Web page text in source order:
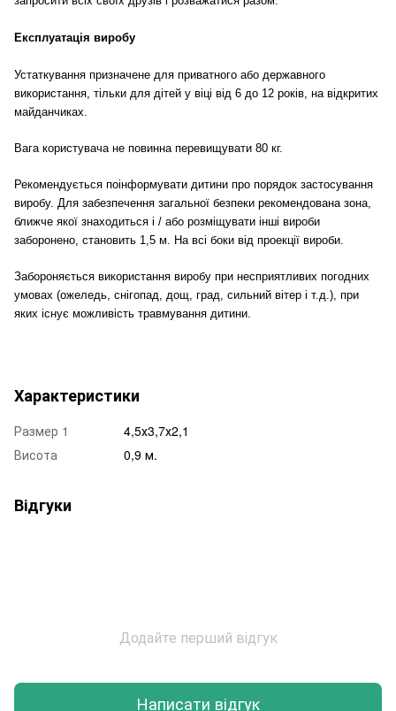
Експлуатація виробу
Устаткування призначене для приватного або державного
використання, тільки для дітей у віці від 6 до 12 років, на відкритих
майданчиках.
Вага користувача не повинна перевищувати 80 кг.
Рекомендується поінформувати дитини про порядок застосування
виробу. Для забезпечення загальної безпеки рекомендована зона,
ближче якої знаходиться і / або розміщувати інші вироби
заборонено, становить 1,5 м. На всі боки від проекції вироби.
Забороняється використання виробу при несприятливих погодних
умовах (ожеледь, снігопад, дощ, град, сильний вітер і т.д.), при
яких існує можливість травмування дитини.
Характеристики
Размер 1
4,5х3,7х2,1
Висота
0,9 м.
Відгуки
Додайте перший відгук
Написати відгук